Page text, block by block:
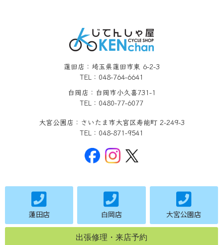
蓮田店：埼玉県蓮田市東 6-2-3
TEL：048-764-6641
白岡店：白岡市小久喜731-1
TEL：0480-77-6077
大宮公園店：さいたま市大宮区寿能町 2-249-3
TEL：048-871-9541
蓮田店 白岡店 大宮公園店
出張修理・来店予約